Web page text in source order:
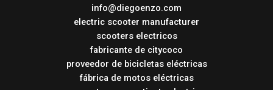
info@diegoenzo.com
electric scooter manufacturer
scooters electricos
fabricante de citycoco
proveedor de bicicletas eléctricas
fábrica de motos eléctricas